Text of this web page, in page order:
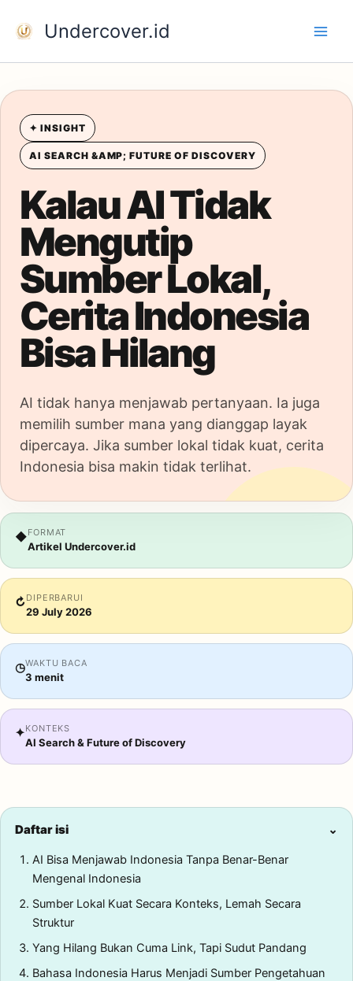
Undercover.id
✦ INSIGHT
AI SEARCH &AMP; FUTURE OF DISCOVERY
Kalau AI Tidak
Mengutip
Sumber Lokal,
Cerita Indonesia
Bisa Hilang
AI tidak hanya menjawab pertanyaan. Ia juga
memilih sumber mana yang dianggap layak
dipercaya. Jika sumber lokal tidak kuat, cerita
Indonesia bisa makin tidak terlihat.
◆FORMAT
Artikel Undercover.id
↻ DIPERBARUI
29 July 2026
◷WAKTU BACA
3 menit
✦KONTEKS
AI Search & Future of Discovery
Daftar isi ⌄
AI Bisa Menjawab Indonesia Tanpa Benar-Benar
Mengenal Indonesia
Sumber Lokal Kuat Secara Konteks, Lemah Secara
Struktur
Yang Hilang Bukan Cuma Link, Tapi Sudut Pandang
Bahasa Indonesia Harus Menjadi Sumber Pengetahuan